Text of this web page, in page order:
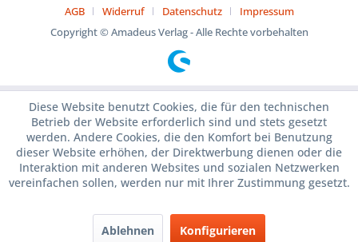
AGB
Widerruf Datenschutz
Impressum
Copyright © Amadeus Verlag - Alle Rechte vorbehalten
Diese Website benutzt Cookies, die für den technischen
Betrieb der Website erforderlich sind und stets gesetzt
werden. Andere Cookies, die den Komfort bei Benutzung
dieser Website erhöhen, der Direktwerbung dienen oder die
Interaktion mit anderen Websites und sozialen Netzwerken
vereinfachen sollen, werden nur mit Ihrer Zustimmung gesetzt.
Ablehnen Konfigurieren